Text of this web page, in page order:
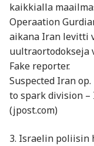
kaikkialla
Operaation
aikana Iran levitti
uultraortodokseja
Fake reporter.
Suspected Iran
to spark division –
(jpost.com)
3. Israelin poliisin